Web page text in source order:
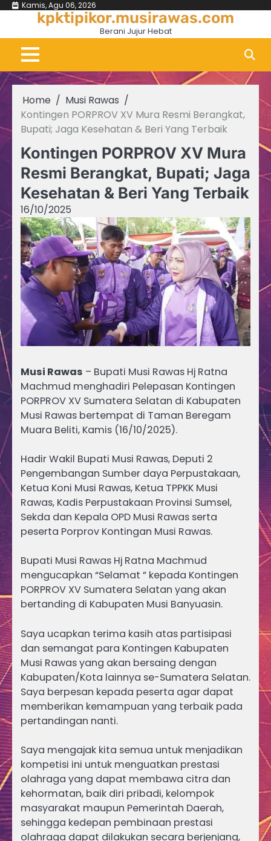
Skip
content
Kamis, Agu 06, 2026
kpktipikor.musirawas.com
Berani Jujur Hebat
Home
Musi Rawas
Kontingen PORPROV XV Mura Resmi Berangkat,
Bupati; Jaga Kesehatan & Beri Yang Terbaik
Kontingen PORPROV XV Mura
Resmi Berangkat, Bupati; Jaga
Kesehatan & Beri Yang Terbaik
16/10/2025
Musi Rawas – Bupati Musi Rawas Hj Ratna
Machmud menghadiri Pelepasan Kontingen
PORPROV XV Sumatera Selatan di Kabupaten
Musi Rawas bertempat di Taman Beregam
Muara Beliti, Kamis (16/10/2025).
Hadir Wakil Bupati Musi Rawas, Deputi 2
Pengembangan Sumber daya Perpustakaan,
Ketua Koni Musi Rawas, Ketua TPPKK Musi
Rawas, Kadis Perpustakaan Provinsi Sumsel,
Sekda dan Kepala OPD Musi Rawas serta
peserta Porprov Kontingan Musi Rawas.
Bupati Musi Rawas Hj Ratna Machmud
mengucapkan “Selamat ” kepada Kontingen
PORPROV XV Sumatera Selatan yang akan
bertanding di Kabupaten Musi Banyuasin.
Saya ucapkan terima kasih atas partisipasi
dan semangat para Kontingen Kabupaten
Musi Rawas yang akan bersaing dengan
Kabupaten/Kota lainnya se-Sumatera Selatan.
Saya berpesan kepada peserta agar dapat
memberikan kemampuan yang terbaik pada
pertandingan nanti.
Saya mengajak kita semua untuk menjadikan
kompetisi ini untuk menguatkan prestasi
olahraga yang dapat membawa citra dan
kehormatan, baik diri pribadi, kelompok
masyarakat maupun Pemerintah Daerah,
sehingga kedepan pembinaan prestasi
olahraga dapat dilakukan secara berjenjang,